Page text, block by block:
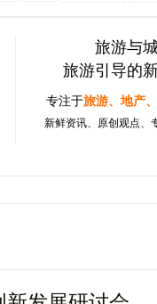
旅游与
旅游引导的
专注于旅游、地产
新鲜资讯、原创观点、